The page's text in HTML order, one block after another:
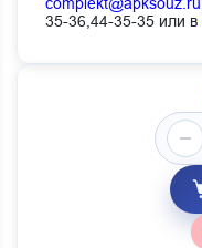
35-36,44-35-35 или в